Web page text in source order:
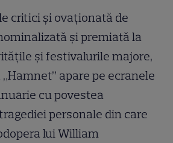
critici și ovaționată de
și premiată la
și festivalurile majore,
apare pe ecranele
cu povestea
personale din care
lui William